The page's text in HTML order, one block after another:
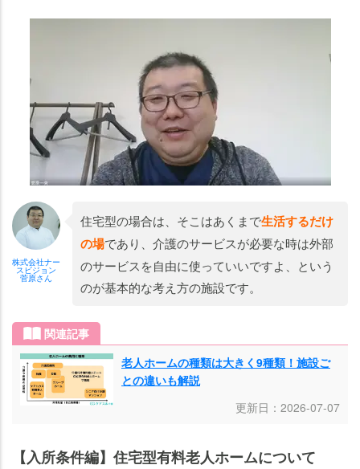
株式会社ナー
スビジョン
菅原さん
住宅型の場合は、そこはあくまで生活するだけ
の場であり、介護のサービスが必要な時は外部
のサービスを自由に使っていいですよ、という
のが基本的な考え方の施設です。
関連記事
老人ホームの種類は大きく9種類！施設ご
との違いも解説
更新日：2026-07-07
【入所条件編】住宅型有料老人ホームについて